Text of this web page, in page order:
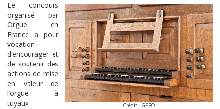
Crédit : GPFO
Le concours
organisé par
Orgue en
France a pour
vocation
d’encourager et
de soutenir des
actions de mise
en valeur de
l’orgue à
tuyaux.